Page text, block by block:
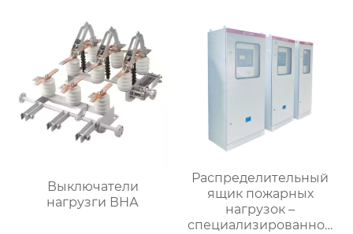
Выключатели
нагрузги ВНА
Распределительный
ящик пожарных
нагрузок –
специализированное